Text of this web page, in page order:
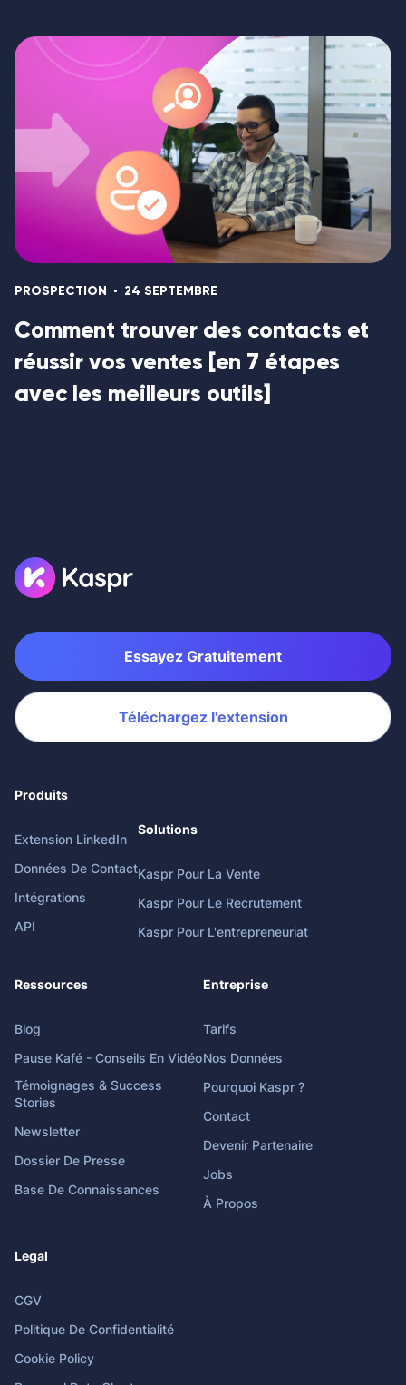
PROSPECTION 24 SEPTEMBRE
Comment trouver des contacts et
réussir vos ventes [en 7 étapes
avec les meilleurs outils]
Essayez Gratuitement
Téléchargez l'extension
Produits
Extension LinkedIn
Données De Contact
Intégrations
API
Solutions
Kaspr Pour La Vente
Kaspr Pour Le Recrutement
Kaspr Pour L'entrepreneuriat
Ressources
Blog
Pause Kafé - Conseils En Vidéo
Témoignages & Success
Stories
Newsletter
Dossier De Presse
Base De Connaissances
Entreprise
Tarifs
Nos Données
Pourquoi Kaspr ?
Contact
Devenir Partenaire
Jobs
À Propos
Legal
CGV
Politique De Confidentialité
Cookie Policy